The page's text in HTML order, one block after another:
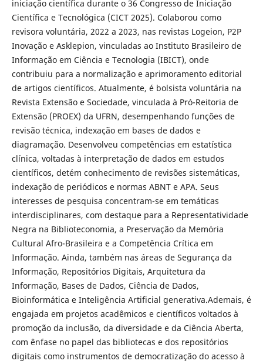
iniciação científica durante o 36 Congresso de Iniciação
Científica e Tecnológica (CICT 2025). Colaborou como
revisora voluntária, 2022 a 2023, nas revistas Logeion, P2P
Inovação e Asklepion, vinculadas ao Instituto Brasileiro de
Informação em Ciência e Tecnologia (IBICT), onde
contribuiu para a normalização e aprimoramento editorial
de artigos científicos. Atualmente, é bolsista voluntária na
Revista Extensão e Sociedade, vinculada à Pró-Reitoria de
Extensão (PROEX) da UFRN, desempenhando funções de
revisão técnica, indexação em bases de dados e
diagramação. Desenvolveu competências em estatística
clínica, voltadas à interpretação de dados em estudos
científicos, detém conhecimento de revisões sistemáticas,
indexação de periódicos e normas ABNT e APA. Seus
interesses de pesquisa concentram-se em temáticas
interdisciplinares, com destaque para a Representatividade
Negra na Biblioteconomia, a Preservação da Memória
Cultural Afro-Brasileira e a Competência Crítica em
Informação. Ainda, também nas áreas de Segurança da
Informação, Repositórios Digitais, Arquitetura da
Informação, Bases de Dados, Ciência de Dados,
Bioinformática e Inteligência Artificial generativa.Ademais, é
engajada em projetos acadêmicos e científicos voltados à
promoção da inclusão, da diversidade e da Ciência Aberta,
com ênfase no papel das bibliotecas e dos repositórios
digitais como instrumentos de democratização do acesso à